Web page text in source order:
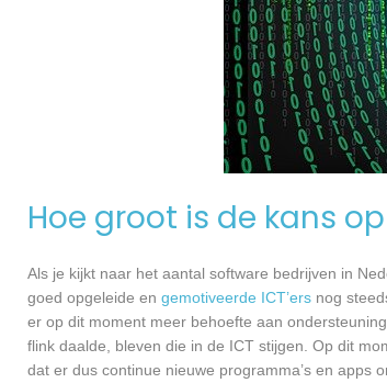
Hoe groot is de kans
Als je kijkt naar het aantal software bedrijven in
goed opgeleide en gemotiveerde ICT’ers nog
er op dit moment meer behoefte aan
flink daalde, bleven die in de ICT stijgen. Op dit
dat er dus continue nieuwe programma’s en apps